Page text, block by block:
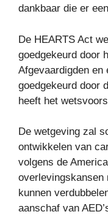
dankbaar die er
De HEARTS Act
goedgekeurd door
Afgevaardigden en
goedgekeurd door
heeft het
De wetgeving zal
ontwikkelen van
volgens de
overlevingskansen
kunnen
aanschaf van